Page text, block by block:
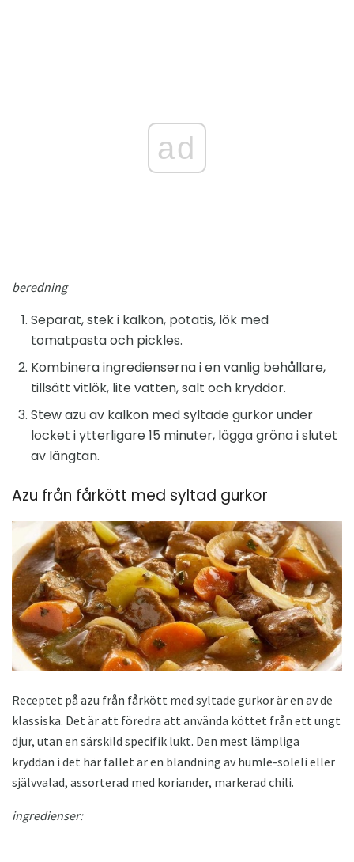
ad
beredning
Separat, stek i kalkon, potatis, lök med
tomatpasta och pickles.
Kombinera ingredienserna i en vanlig behållare,
tillsätt vitlök, lite vatten, salt och kryddor.
Stew azu av kalkon med syltade gurkor under
locket i ytterligare 15 minuter, lägga gröna i slutet
av längtan.
Azu från fårkött med syltad gurkor
Receptet på azu från fårkött med syltade gurkor är en av de
klassiska. Det är att föredra att använda köttet från ett ungt
djur, utan en särskild specifik lukt. Den mest lämpliga
kryddan i det här fallet är en blandning av humle-soleli eller
självvalad, assorterad med koriander, markerad chili.
ingredienser: